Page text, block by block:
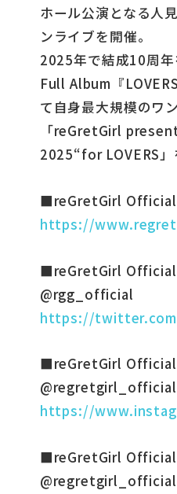
ホール公演となる人
ンライブを開催。
2025年で結成10周
Full Album『
て自身最大規模のワ
「reGretGirl
2025“for LOVERS」
■reGretGirl Official
https://
■reGretGirl Official
@rgg_official
https://
■reGretGirl
@regretgirl_official
https://
■reGretGirl
@regretgirl_official